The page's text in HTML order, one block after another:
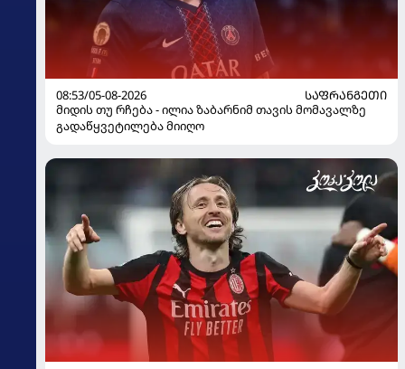
08:53/05-08-2026
ᲡᲐᲤᲠᲐᲜᲒᲔᲗᲘ
მიდის თუ რჩება - ილია ზაბარნიმ თავის მომავალზე
გადაწყვეტილება მიიღო